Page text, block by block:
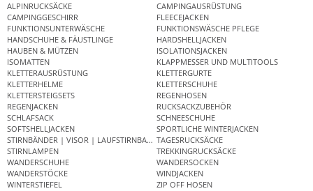
ALPINRUCKSÄCKE
CAMPINGAUSRÜSTUNG
CAMPINGGESCHIRR
FLEECEJACKEN
FUNKTIONSUNTERWÄSCHE
FUNKTIONSWÄSCHE PFLEGE
HANDSCHUHE & FÄUSTLINGE
HARDSHELLJACKEN
HAUBEN & MÜTZEN
ISOLATIONSJACKEN
ISOMATTEN
KLAPPMESSER UND MULTITOOLS
KLETTERAUSRÜSTUNG
KLETTERGURTE
KLETTERHELME
KLETTERSCHUHE
KLETTERSTEIGSETS
REGENHOSEN
REGENJACKEN
RUCKSACKZUBEHÖR
SCHLAFSACK
SCHNEESCHUHE
SOFTSHELLJACKEN
SPORTLICHE WINTERJACKEN
STIRNBÄNDER | VISOR | LAUFSTIRNBANDTAGESRUCKSÄCKE
STIRNLAMPEN
TREKKINGRUCKSÄCKE
WANDERSCHUHE
WANDERSOCKEN
WANDERSTÖCKE
WINDJACKEN
WINTERSTIEFEL
ZIP OFF HOSEN